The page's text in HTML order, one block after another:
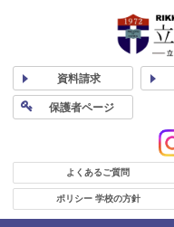
資料請求
保護者ページ
よくあるご質問
ポリシー 学校の方針